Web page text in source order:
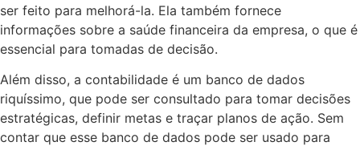
ser feito para melhorá-la. Ela também fornece
informações sobre a saúde financeira da empresa, o que é
essencial para tomadas de decisão.
Além disso, a contabilidade é um banco de dados
riquíssimo, que pode ser consultado para tomar decisões
estratégicas, definir metas e traçar planos de ação. Sem
contar que esse banco de dados pode ser usado para